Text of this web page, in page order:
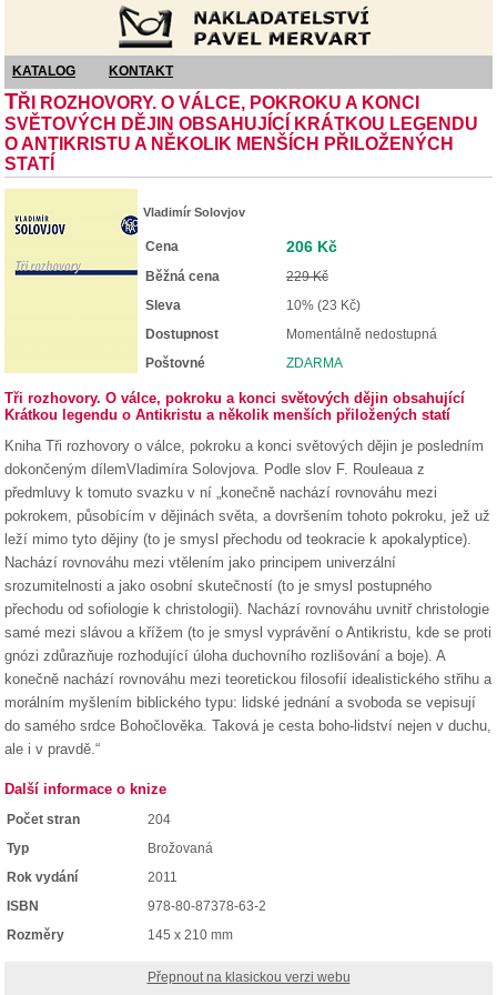
KATALOG KONTAKT
TŘI ROZHOVORY. O VÁLCE, POKROKU A KONCI
SVĚTOVÝCH DĚJIN OBSAHUJÍCÍ KRÁTKOU LEGENDU
O ANTIKRISTU A NĚKOLIK MENŠÍCH PŘILOŽENÝCH
STATÍ
Vladimír Solovjov
Cena 206 Kč
Běžná cena
229 Kč
Sleva
10% (23 Kč)
Dostupnost
Momentálně nedostupná
Poštovné
ZDARMA
Tři rozhovory. O válce, pokroku a konci světových dějin obsahující
Krátkou legendu o Antikristu a několik menších přiložených statí
Kniha Tři rozhovory o válce, pokroku a konci světových dějin je posledním
dokončeným dílemVladimíra Solovjova. Podle slov F. Rouleaua z
předmluvy k tomuto svazku v ní „konečně nachází rovnováhu mezi
pokrokem, působícím v dějinách světa, a dovršením tohoto pokroku, jež už
leží mimo tyto dějiny (to je smysl přechodu od teokracie k apokalyptice).
Nachází rovnováhu mezi vtělením jako principem univerzální
srozumitelnosti a jako osobní skutečností (to je smysl postupného
přechodu od sofiologie k christologii). Nachází rovnováhu uvnitř christologie
samé mezi slávou a křížem (to je smysl vyprávění o Antikristu, kde se proti
gnózi zdůrazňuje rozhodující úloha duchovního rozlišování a boje). A
konečně nachází rovnováhu mezi teoretickou filosofií idealistického střihu a
morálním myšlením biblického typu: lidské jednání a svoboda se vepisují
do samého srdce Bohočlověka. Taková je cesta boho-lidství nejen v duchu,
ale i v pravdě.“
Další informace o knize
Počet stran
204
Typ
Brožovaná
Rok vydání
2011
ISBN
978-80-87378-63-2
Rozměry
145 x 210 mm
Přepnout na klasickou verzi webu